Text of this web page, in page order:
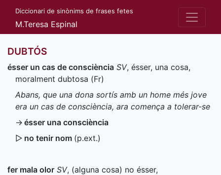
Diccionari de sinònims de frases fetes
M.Teresa Espinal
DUBTÓS
ésser un cas de consciència SV, ésser, una cosa,
moralment dubtosa (Fr)
Abans, que una dona sortís amb un home més jove
era un cas de consciència, ara comença a tolerar-se
→ ésser una consciència
▷ no tenir nom (p.ext.)
fer mala olor SV, (alguna cosa) no ésser,